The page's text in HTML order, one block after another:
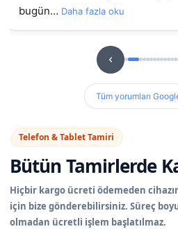
Daha fazla oku
Tüm yorumları
Telefon & Tablet Tamiri
Bütün Tamirlerde
Hiçbir kargo ücreti ödemeden
için bize gönderebilirsiniz. Süreç
olmadan ücretli işlem başlatılmaz.